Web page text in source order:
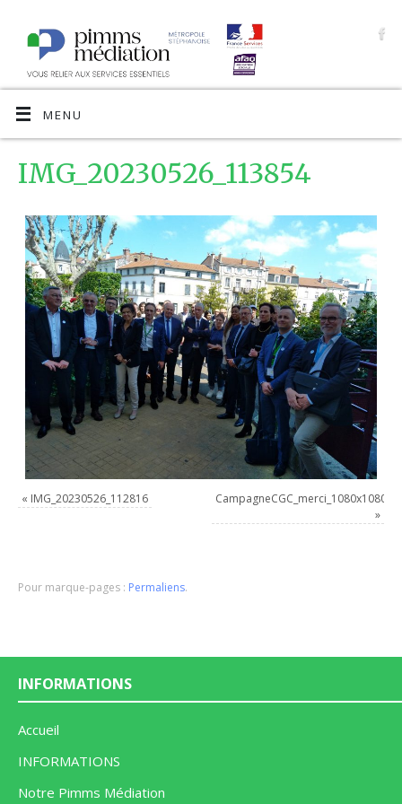
MENU
IMG_20230526_113854
« IMG_20230526_112816
CampagneCGC_merci_1080x1080
»
Pour marque-pages : Permaliens.
INFORMATIONS
Accueil
INFORMATIONS
Notre Pimms Médiation